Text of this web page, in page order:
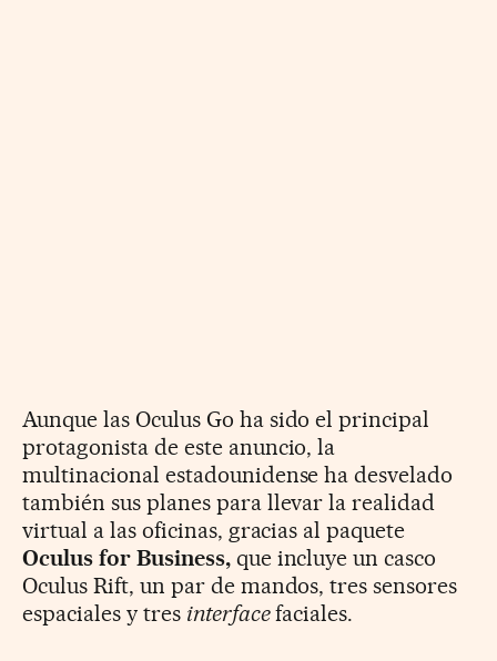
Aunque las Oculus Go ha sido el principal
protagonista de este anuncio, la
multinacional estadounidense ha desvelado
también sus planes para llevar la realidad
virtual a las oficinas, gracias al paquete
Oculus for Business,que incluye un casco
Oculus Rift, un par de mandos, tres sensores
espaciales y tres interfacefaciales.